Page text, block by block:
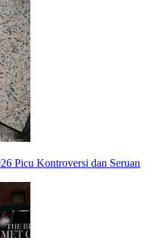
Picu Kontroversi dan Seruan